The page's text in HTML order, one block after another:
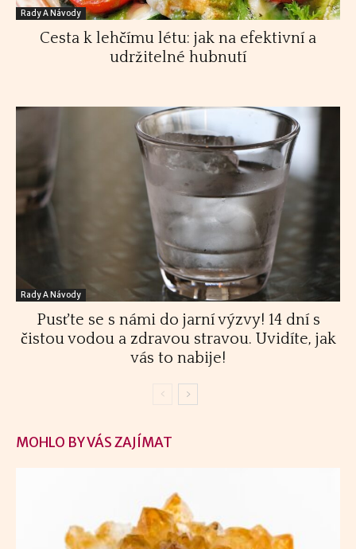
Rady A Návody
Cesta k lehčímu létu: jak na efektivní a
udržitelné hubnutí
Rady A Návody
Pusťte se s námi do jarní výzvy! 14 dní s
čistou vodou a zdravou stravou. Uvidíte, jak
vás to nabije!
MOHLO BY VÁS ZAJÍMAT